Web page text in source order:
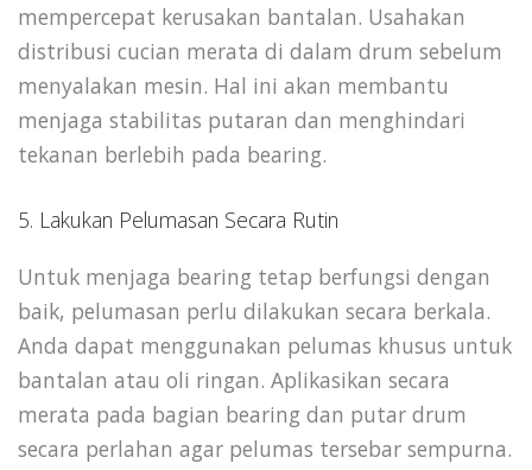
mempercepat kerusakan bantalan. Usahakan
distribusi cucian merata di dalam drum sebelum
menyalakan mesin. Hal ini akan membantu
menjaga stabilitas putaran dan menghindari
tekanan berlebih pada bearing.
5. Lakukan Pelumasan Secara Rutin
Untuk menjaga bearing tetap berfungsi dengan
baik, pelumasan perlu dilakukan secara berkala.
Anda dapat menggunakan pelumas khusus untuk
bantalan atau oli ringan. Aplikasikan secara
merata pada bagian bearing dan putar drum
secara perlahan agar pelumas tersebar sempurna.